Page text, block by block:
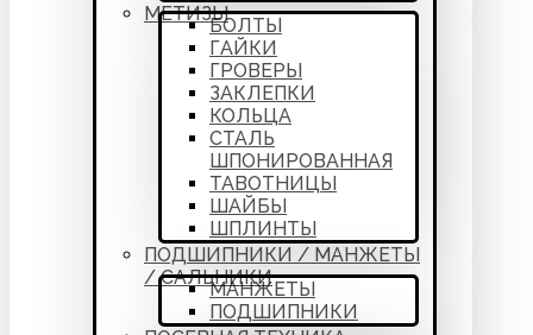
МЕТИЗЫ
БОЛТЫ
ГАЙКИ
ГРОВЕРЫ
ЗАКЛЕПКИ
КОЛЬЦА
СТАЛЬ
ШПОНИРОВАННАЯ
ТАВОТНИЦЫ
ШАЙБЫ
ШПЛИНТЫ
ПОДШИПНИКИ / МАНЖЕТЫ
/ САЛЬНИКИ
МАНЖЕТЫ
ПОДШИПНИКИ